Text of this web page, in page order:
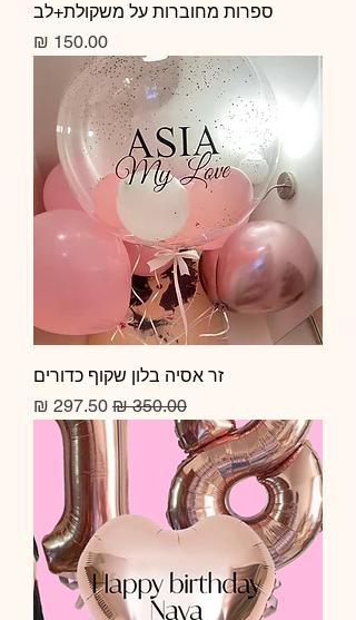
ספרות מחוברות על משקולת+לב
מחיר
זר אסיה בלון שקוף כדורים
מחיר רגיל מחיר מבצע